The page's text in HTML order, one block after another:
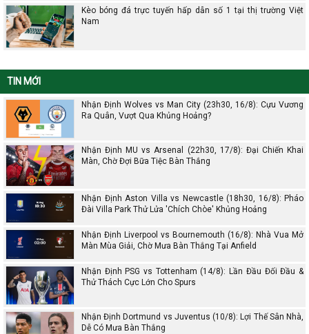
Kèo bóng đá trực tuyến hấp dẫn số 1 tại thị trường Việt
Nam
TIN MỚI
Nhận Định Wolves vs Man City (23h30, 16/8): Cựu Vương
Ra Quân, Vượt Qua Khủng Hoảng?
Nhận Định MU vs Arsenal (22h30, 17/8): Đại Chiến Khai
Màn, Chờ Đợi Bữa Tiệc Bàn Thắng
Nhận Định Aston Villa vs Newcastle (18h30, 16/8): Pháo
Đài Villa Park Thử Lửa 'Chích Chòe' Khủng Hoảng
Nhận Định Liverpool vs Bournemouth (16/8): Nhà Vua Mở
Màn Mùa Giải, Chờ Mưa Bàn Thắng Tại Anfield
Nhận Định PSG vs Tottenham (14/8): Lần Đầu Đối Đầu &
Thử Thách Cực Lớn Cho Spurs
Nhận Định Dortmund vs Juventus (10/8): Lợi Thế Sân Nhà,
Dễ Có Mưa Bàn Thắng